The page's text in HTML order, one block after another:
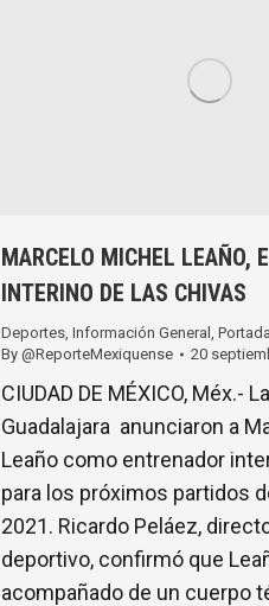
MARCELO MICHEL LEAÑO,
INTERINO DE LAS CHIVAS
Deportes Información General Portada
By @ReporteMexiquense 20
CIUDAD DE MÉXICO, Méx.-
Guadalajara anunciaron a
Leaño como entrenador
para los próximos partidos
2021. Ricardo Peláez,
deportivo, confirmó que
acompañado de un cuerpo